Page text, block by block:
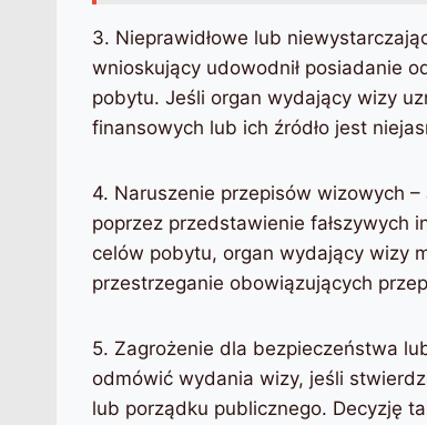
3. Nieprawidłowe lub
wnioskujący udowodnił posiadanie
pobytu. Jeśli organ wydający wizy
finansowych lub ich źródło jest
4. Naruszenie przepisów wizowych
poprzez przedstawienie fałszywych
celów pobytu, organ wydający wizy
przestrzeganie obowiązujących
5. Zagrożenie dla bezpieczeństwa
odmówić wydania wizy, jeśli
lub porządku publicznego. Decyzję